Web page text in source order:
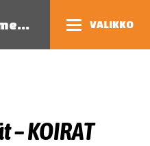
Kaakkois-Suomen eläinsuojeluyhdistys VALIKKO
– KOIRAT